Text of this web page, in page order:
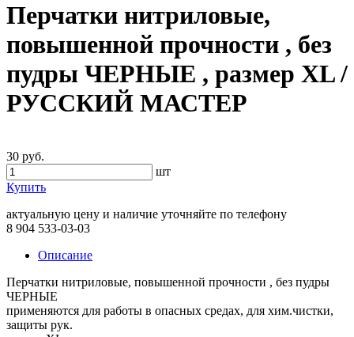
Перчатки нитриловые,
повышенной прочности , без
пудры ЧЕРНЫЕ , размер ХL /
РУССКИЙ МАСТЕР
30 руб.
шт
Купить
актуальную цену и наличие уточняйте по телефону
8 904 533-03-03
Описание
Перчатки нитриловые, повышенной прочности , без пудры
ЧЕРНЫЕ
применяются для работы в опасных средах, для хим.чистки,
защиты рук.